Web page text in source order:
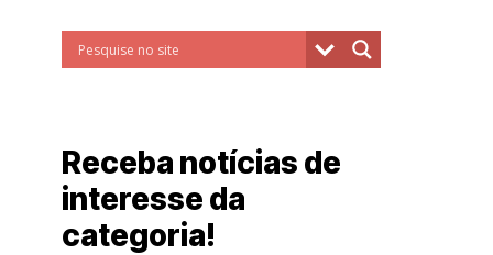
Receba notícias de
interesse da
categoria!